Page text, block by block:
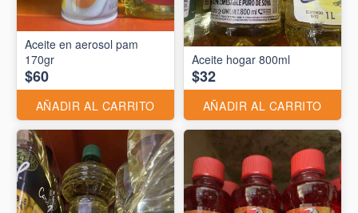
Aceite en aerosol pam
170gr
$60
AÑADIR AL CARRITO
Aceite hogar 800ml
$32
AÑADIR AL CARRITO